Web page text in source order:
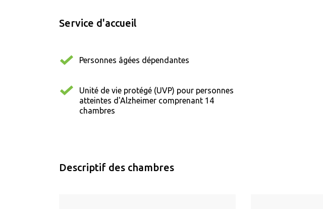
Service d'accueil
Personnes âgées dépendantes
Unité de vie protégé (UVP) pour personnes
atteintes d'Alzheimer comprenant 14
chambres
Descriptif des chambres